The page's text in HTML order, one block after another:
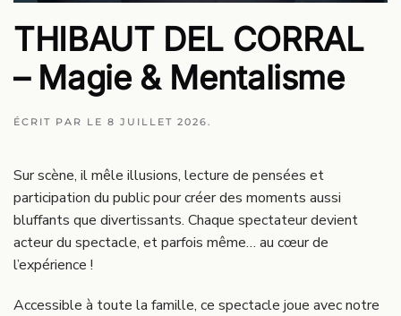
THIBAUT DEL CORRAL
– Magie & Mentalisme
ÉCRIT PAR LE 8 JUILLET 2026.
Sur scène, il mêle illusions, lecture de pensées et
participation du public pour créer des moments aussi
bluffants que divertissants. Chaque spectateur devient
acteur du spectacle, et parfois même… au cœur de
l’expérience !
Accessible à toute la famille, ce spectacle joue avec notre